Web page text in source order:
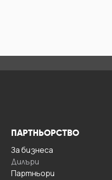
ПАРТНЬОРСТВО
За бизнесa
Дилъри
Партньори